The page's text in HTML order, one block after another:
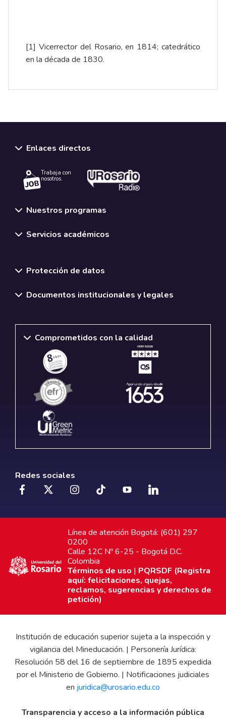
[1] Vicerrector del Rosario, en 1814; catedrático
en la década de 1830.
Enlaces directos
Trabaja con
nosotros.
Nuestros programas
Servicios académicos
Protección de datos
Documentos institucionales y legales
Comprometidos con la calidad
Redes sociales
Línea de atención Bogotá: (601) 297
0200
Calle 12C Nº 6-25 - Bogotá D.C.
Colombia
Términos de uso | PQRSDF (Registra
aquí: felicitaciones, quejas,
reclamos, sugerencias y derechos de
petición)
Institución de educación superior sujeta a la inspección y
vigilancia del Mineducación. | Personería Jurídica:
Resolución 58 del 16 de septiembre de 1895 expedida
por el Ministerio de Gobierno. | Notificaciones judiciales
en juridica@urosario.edu.co
Transparencia y acceso a la información pública